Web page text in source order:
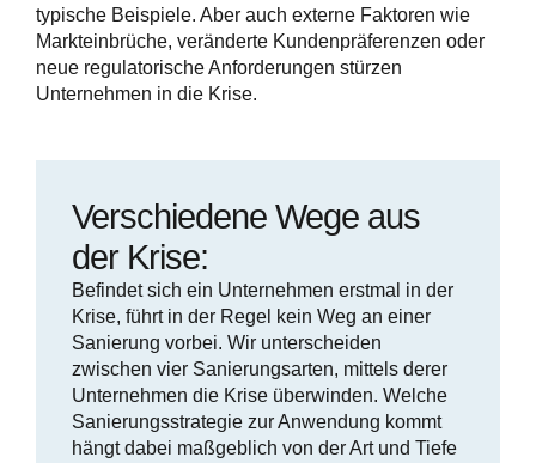
typische Beispiele. Aber auch externe Faktoren wie
Markteinbrüche, veränderte Kundenpräferenzen oder
neue regulatorische Anforderungen stürzen
Unternehmen in die Krise.
Verschiedene Wege aus
der Krise:
Befindet sich ein Unternehmen erstmal in der
Krise, führt in der Regel kein Weg an einer
Sanierung vorbei. Wir unterscheiden
zwischen vier Sanierungsarten, mittels derer
Unternehmen die Krise überwinden. Welche
Sanierungsstrategie zur Anwendung kommt
hängt dabei maßgeblich von der Art und Tiefe